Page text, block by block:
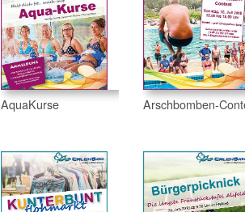
AquaKurse Arschbomben-